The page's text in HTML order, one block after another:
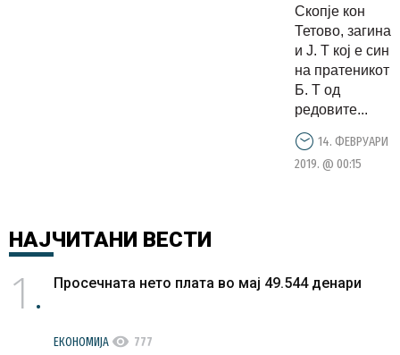
Скопје кон
Тетово, загина
и Ј. Т кој е син
на пратеникот
Б. Т од
редовите...
14. ФЕВРУАРИ
2019. @ 00:15
НАЈЧИТАНИ ВЕСТИ
1 Просечната нето плата во мај 49.544 денари
ЕКОНОМИЈА visibility 777